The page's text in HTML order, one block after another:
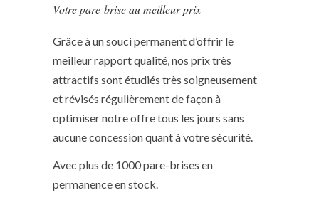
Votre pare-brise au meilleur prix
Grâce à un souci permanent d’offrir le
meilleur rapport qualité, nos prix très
attractifs sont étudiés très soigneusement
et révisés régulièrement de façon à
optimiser notre offre tous les jours sans
aucune concession quant à votre sécurité.
Avec plus de 1000 pare-brises en
permanence en stock.